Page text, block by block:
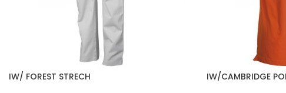
IW/ FOREST STRECH IW/CAMBRIDGE